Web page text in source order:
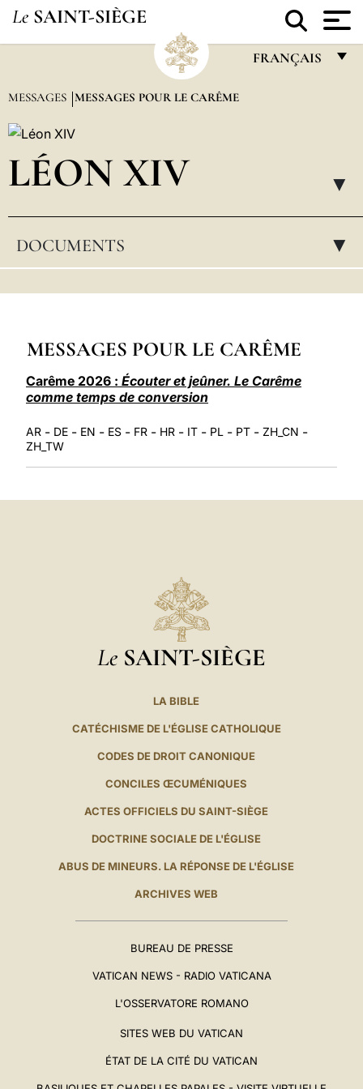
Le SAINT-SIÈGE
FRANÇAIS
ESPAÑOL
中文
LATINE
MESSAGES MESSAGES POUR LE CARÊME
LÉON XIV ▸
DOCUMENTS ▸
MESSAGES POUR LE CARÊME
Carême 2026 : Écouter et jeûner. Le Carême
comme temps de conversion
AR - DE - EN - ES - FR - HR - IT - PL - PT - ZH_CN -
ZH_TW
Le SAINT-SIÈGE
LA BIBLE
CATÉCHISME DE L'ÉGLISE CATHOLIQUE
CODES DE DROIT CANONIQUE
CONCILES ŒCUMÉNIQUES
ACTES OFFICIELS DU SAINT-SIÈGE
DOCTRINE SOCIALE DE L'ÉGLISE
ABUS DE MINEURS. LA RÉPONSE DE L'ÉGLISE
ARCHIVES WEB
BUREAU DE PRESSE
VATICAN NEWS - RADIO VATICANA
L'OSSERVATORE ROMANO
SITES WEB DU VATICAN
ÉTAT DE LA CITÉ DU VATICAN